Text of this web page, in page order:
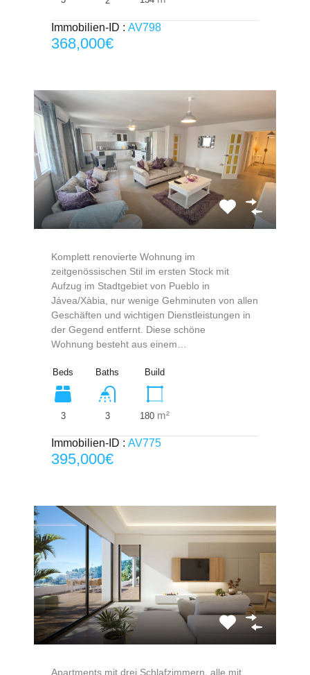
Immobilien-ID : AV798
368,000€
Komplett renovierte Wohnung im
zeitgenössischen Stil im ersten Stock mit
Aufzug im Stadtgebiet von Pueblo in
Jávea/Xàbia, nur wenige Gehminuten von allen
Geschäften und wichtigen Dienstleistungen in
der Gegend entfernt. Diese schöne
Wohnung besteht aus einem…
Beds
3
Baths
3
Build
180 m²
Immobilien-ID : AV775
395,000€
Apartments mit drei Schlafzimmern, alle mit